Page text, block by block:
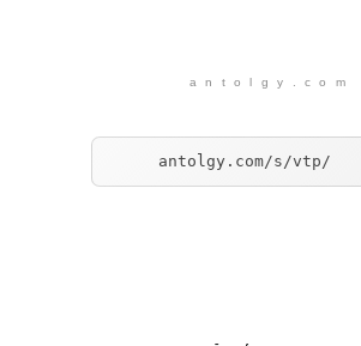
a n t o l g y . c o m